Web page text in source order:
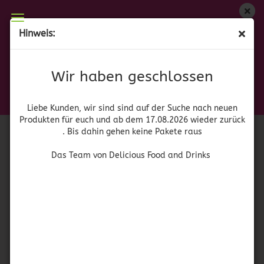
Hinweis:
Wir haben geschlossen
Liebe Kunden, wir sind sind auf der Suche nach neuen
Produkten für euch und ab dem 17.08.2026 wieder zurück
. Bis dahin gehen keine Pakete raus
Das Team von Delicious Food and Drinks
Wir haben geschlossen
zurück. Bis dahin gehen keine Pakete raus
Das Team von Delicious Food and Drinks
52954)